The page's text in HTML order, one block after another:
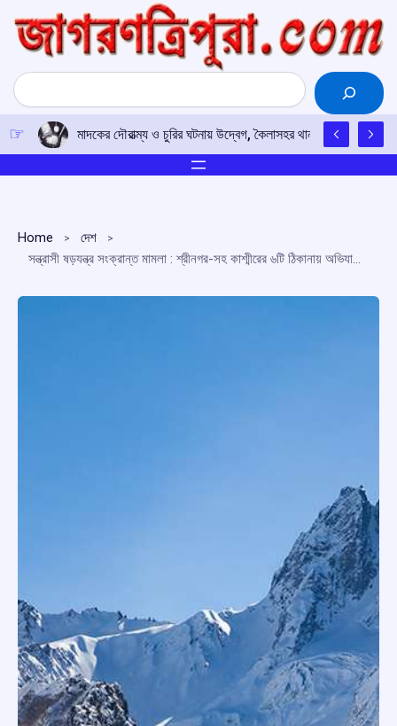
content
Search
মাদকের দৌরাত্ম্য ও চুরির ঘটনায় উদ্বেগ, কৈলাসহর থানায় কাউন্সিলরের
Home
দেশ
সন্ত্রাসী ষড়যন্ত্র সংক্রান্ত মামলা : শ্রীনগর-সহ কাশ্মীরের ৬টি ঠিকানায় অভিযান এনআইএ-এর